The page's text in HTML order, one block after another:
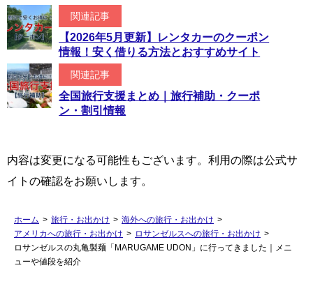
関連記事
【2026年5月更新】レンタカーのクーポン
情報！安く借りる方法とおすすめサイト
関連記事
全国旅行支援まとめ｜旅行補助・クーポ
ン・割引情報
内容は変更になる可能性もございます。利用の際は公式サ
イトの確認をお願いします。
ホーム > 旅行・お出かけ > 海外への旅行・お出かけ >
アメリカへの旅行・お出かけ > ロサンゼルスへの旅行・お出かけ >
ロサンゼルスの丸亀製麺「MARUGAME UDON」に行ってきました｜メニ
ューや値段を紹介